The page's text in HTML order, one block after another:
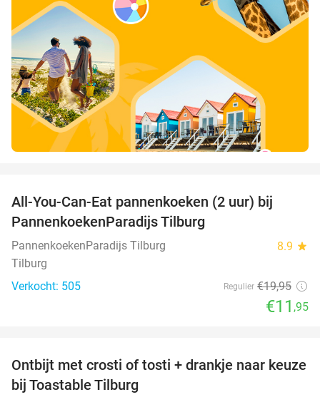
All-You-Can-Eat pannenkoeken (2 uur) bij
PannenkoekenParadijs Tilburg
PannenkoekenParadijs Tilburg 8.9 star
Tilburg
Verkocht: 505
Regulier €19,95
€11 ,95
38%
Ontbijt met crosti of tosti + drankje naar keuze
bij Toastable Tilburg